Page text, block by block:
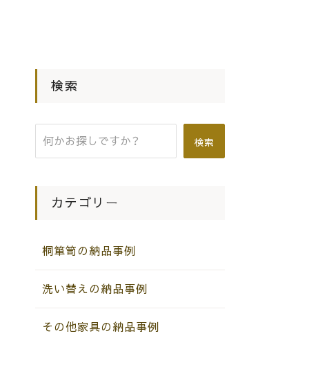
検索
検索
カテゴリー
桐箪笥の納品事例
洗い替えの納品事例
その他家具の納品事例